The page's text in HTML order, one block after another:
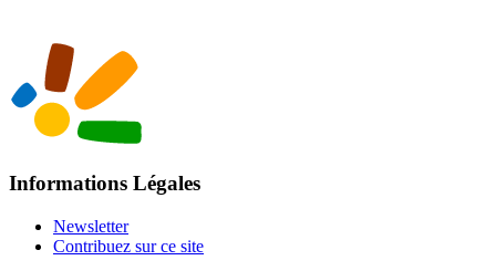
Informations Légales
Newsletter
Contribuez sur ce site